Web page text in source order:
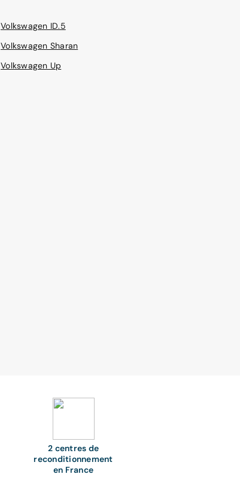
Volkswagen ID.5
Volkswagen Sharan
Volkswagen Up
2 centres de
reconditionnement
en France